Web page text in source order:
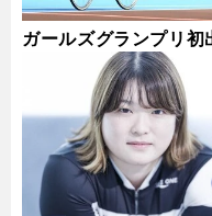
ガールズグランプリ